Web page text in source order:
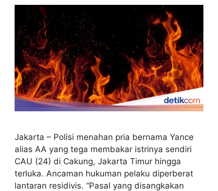
Jakarta – Polisi menahan pria bernama Yance
alias AA yang tega membakar istrinya sendiri
CAU (24) di Cakung, Jakarta Timur hingga
terluka. Ancaman hukuman pelaku diperberat
lantaran residivis. “Pasal yang disangkakan